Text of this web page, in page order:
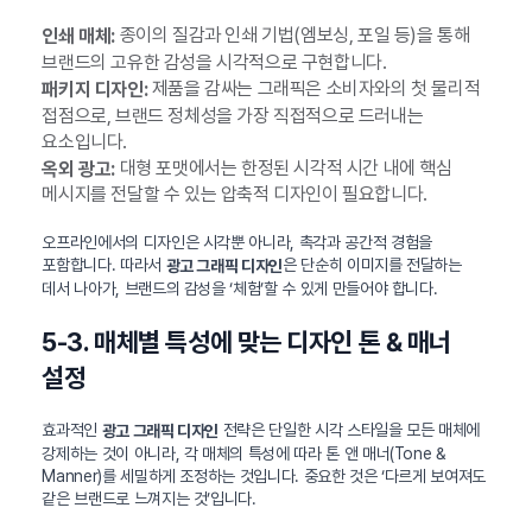
인쇄 매체:종이의 질감과 인쇄 기법(엠보싱, 포일 등)을 통해
브랜드의 고유한 감성을 시각적으로 구현합니다.
패키지 디자인:제품을 감싸는 그래픽은 소비자와의 첫 물리적
접점으로, 브랜드 정체성을 가장 직접적으로 드러내는
요소입니다.
옥외 광고:대형 포맷에서는 한정된 시각적 시간 내에 핵심
메시지를 전달할 수 있는 압축적 디자인이 필요합니다.
오프라인에서의 디자인은 시각뿐 아니라, 촉각과 공간적 경험을
포함합니다. 따라서 광고 그래픽 디자인은 단순히 이미지를 전달하는
데서 나아가, 브랜드의 감성을 ‘체험’할 수 있게 만들어야 합니다.
5-3. 매체별 특성에 맞는 디자인 톤 & 매너
설정
효과적인 광고 그래픽 디자인 전략은 단일한 시각 스타일을 모든 매체에
강제하는 것이 아니라, 각 매체의 특성에 따라 톤 앤 매너(Tone &
Manner)를 세밀하게 조정하는 것입니다. 중요한 것은 ‘다르게 보여져도
같은 브랜드로 느껴지는 것’입니다.